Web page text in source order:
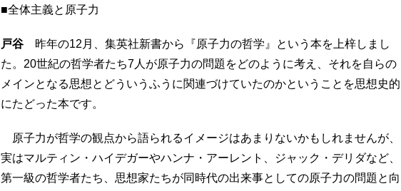
■全体主義と原子力
戸谷 昨年の12月、集英社新書から『原子力の哲学』という本を上梓しまし
た。20世紀の哲学者たち7人が原子力の問題をどのように考え、それを自らの
メインとなる思想とどういうふうに関連づけていたのかということを思想史的
にたどった本です。
原子力が哲学の観点から語られるイメージはあまりないかもしれませんが、
実はマルティン・ハイデガーやハンナ・アーレント、ジャック・デリダなど、
第一級の哲学者たち、思想家たちが同時代の出来事としての原子力の問題と向